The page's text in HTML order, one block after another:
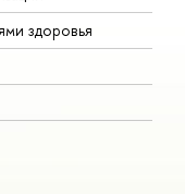
здоровья